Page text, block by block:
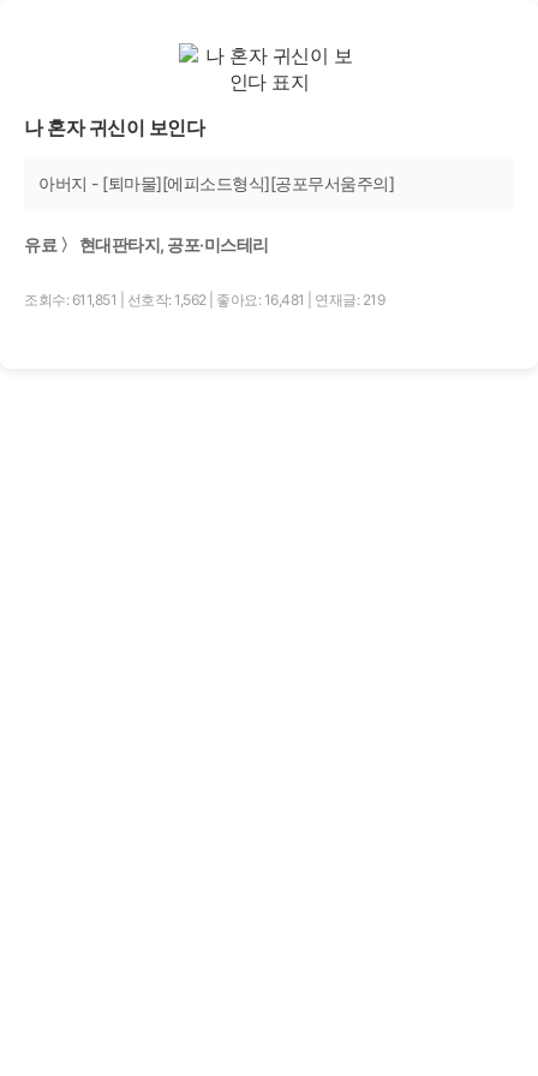
나 혼자 귀신이 보인다
아버지 - [퇴마물][에피소드형식][공포무서움주의]
유료 〉 현대판타지, 공포·미스테리
조회수: 611,851 선호작: 1,562 좋아요: 16,481 연재글: 219